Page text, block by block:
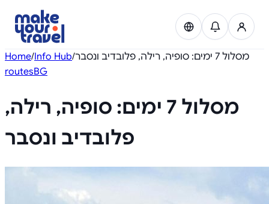
Home/Info Hub/
מסלול 7 ימים: סופיה, רילה, פלובדיב ונסבר
routesBG
מסלול 7 ימים: סופיה, רילה,
פלובדיב ונסבר